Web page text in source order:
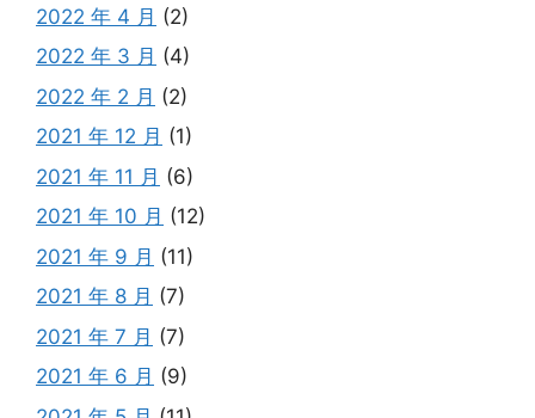
2022 年 4 月 (2)
2022 年 3 月 (4)
2022 年 2 月 (2)
2021 年 12 月 (1)
2021 年 11 月 (6)
2021 年 10 月 (12)
2021 年 9 月 (11)
2021 年 8 月 (7)
2021 年 7 月 (7)
2021 年 6 月 (9)